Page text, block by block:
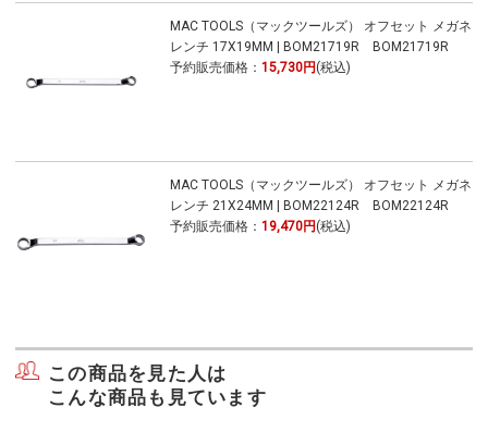
MAC TOOLS（マックツールズ） オフセット メガネ
レンチ 17X19MM | BOM21719R BOM21719R
予約販売価格： 15,730円 (税込)
MAC TOOLS（マックツールズ） オフセット メガネ
レンチ 21X24MM | BOM22124R BOM22124R
予約販売価格： 19,470円 (税込)
この商品を見た人は
こんな商品も見ています